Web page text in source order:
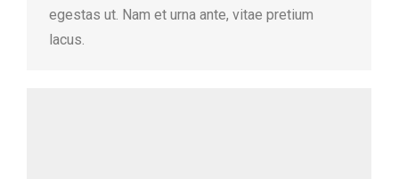
egestas ut. Nam et urna ante, vitae pretium
lacus.